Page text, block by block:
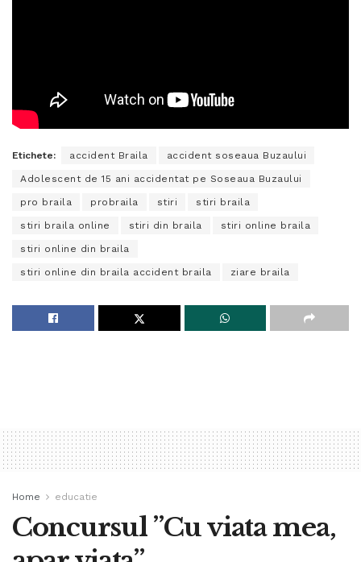
Etichete: accident Braila accident soseaua Buzaului
Adolescent de 15 ani accidentat pe Soseaua Buzaului
pro braila probraila stiri stiri braila
stiri braila online stiri din braila stiri online braila
stiri online din braila
stiri online din braila accident braila ziare braila
Home educatie
Concursul ”Cu viata mea,